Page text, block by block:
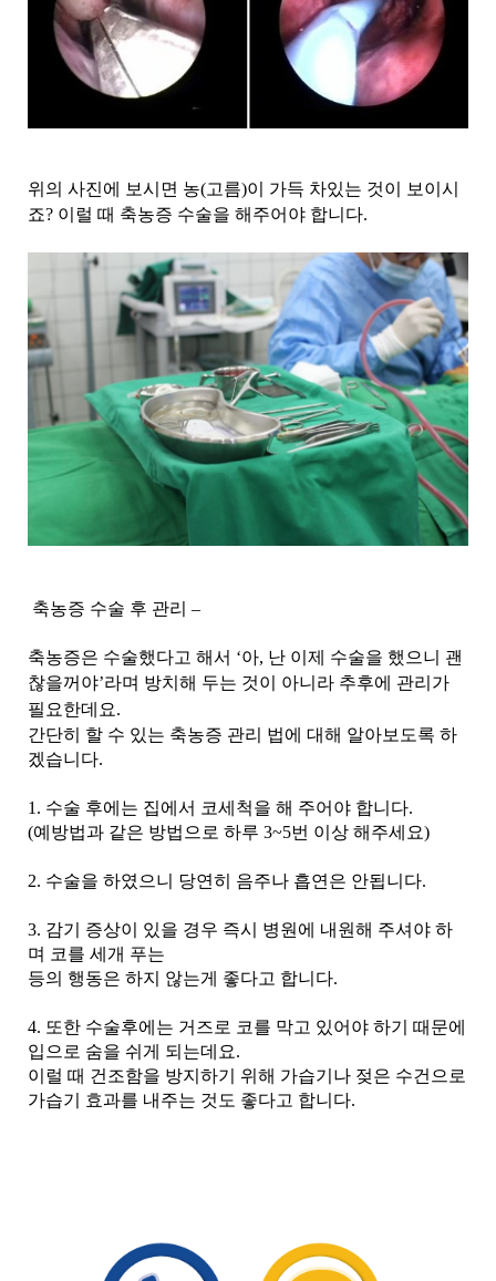
위의 사진에 보시면 농(고름)이 가득 차있는 것이 보이시
죠? 이럴 때 축농증 수술을 해주어야 합니다.
축농증 수술 후 관리 –
축농증은 수술했다고 해서 ‘아, 난 이제 수술을 했으니 괜
찮을꺼야’라며 방치해 두는 것이 아니라 추후에 관리가
필요한데요.
간단히 할 수 있는 축농증 관리 법에 대해 알아보도록 하
겠습니다.
1. 수술 후에는 집에서 코세척을 해 주어야 합니다.
(예방법과 같은 방법으로 하루 3~5번 이상 해주세요)
2. 수술을 하였으니 당연히 음주나 흡연은 안됩니다.
3. 감기 증상이 있을 경우 즉시 병원에 내원해 주셔야 하
며 코를 세개 푸는
등의 행동은 하지 않는게 좋다고 합니다.
4. 또한 수술후에는 거즈로 코를 막고 있어야 하기 때문에
입으로 숨을 쉬게 되는데요.
이럴 때 건조함을 방지하기 위해 가습기나 젖은 수건으로
가습기 효과를 내주는 것도 좋다고 합니다.